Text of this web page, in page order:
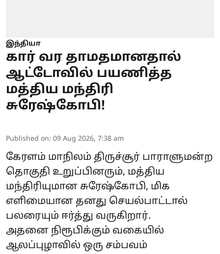
இந்தியா
கார் வர தாமதமானதால்
ஆட்டோவில் பயணித்த
மத்திய மந்திரி
சுரேஷ்கோபி!
Published on: 09 Aug 2026, 7:38 am
கேரளம் மாநிலம் திருச்சூர் பாராளுமன்ற
தொகுதி உறுப்பினரும், மத்திய
மந்திரியுமான சுரேஷ்கோபி, மிக
எளிமையான தனது செயல்பாட்டால்
பலரையும் ஈர்த்து வருகிறார்.
அதனை நிரூபிக்கும் வகையில்
ஆலப்புழாவில் ஒரு சம்பவம்